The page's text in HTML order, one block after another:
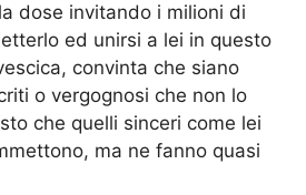
dose invitando i milioni di
ed unirsi a lei in questo
convinta che siano
o vergognosi che non lo
che quelli sinceri come lei
ma ne fanno quasi